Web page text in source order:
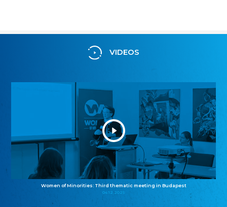
VIDEOS
Women of Minorities: Third thematic meeting in Budapest
04.12.2025